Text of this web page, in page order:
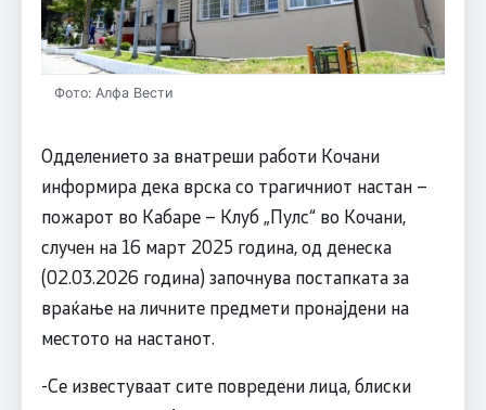
Фото: Алфа Вести
Одделението за внатреши работи Кочани
информира дека врска со трагичниот настан –
пожарот во Кабаре – Клуб „Пулс“ во Кочани,
случен на 16 март 2025 година, од денеска
(02.03.2026 година) започнува постапката за
враќање на личните предмети пронајдени на
местото на настанот.
-Се известуваат сите повредени лица, блиски